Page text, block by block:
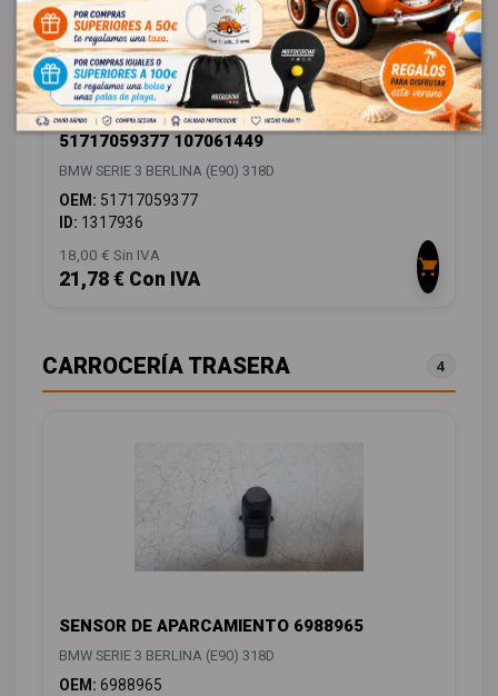
PASO RUEDA DELANTERO IZQUIERDO
51717059377 107061449
BMW SERIE 3 BERLINA (E90) 318D
OEM: 51717059377
ID: 1317936
18,00 € Sin IVA
21,78 € Con IVA
CARROCERÍA TRASERA 4
SENSOR DE APARCAMIENTO 6988965
BMW SERIE 3 BERLINA (E90) 318D
OEM: 6988965